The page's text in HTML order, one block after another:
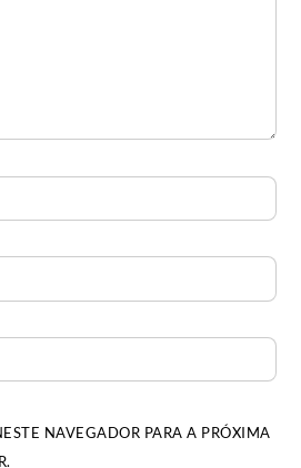
NAVEGADOR PARA A PRÓXIMA